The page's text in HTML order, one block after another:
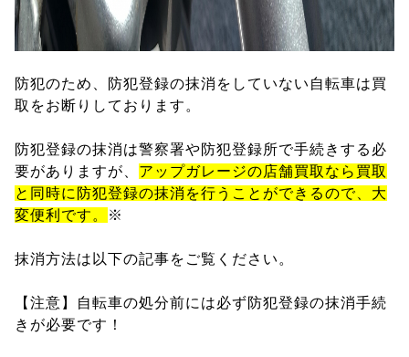
防犯のため、防犯登録の抹消をしていない自転車は買
取をお断りしております。
防犯登録の抹消は警察署や防犯登録所で手続きする必
要がありますが、 アップガレージの店舗買取なら買取
と同時に防犯登録の抹消を行うことができるので、大
変便利です。
※
抹消方法は以下の記事をご覧ください。
【注意】自転車の処分前には必ず防犯登録の抹消手続
きが必要です！